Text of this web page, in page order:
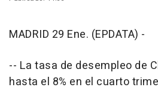
MADRID 29 Ene. (EPDATA) -
-- La tasa de desempleo de
hasta el 8% en el cuarto